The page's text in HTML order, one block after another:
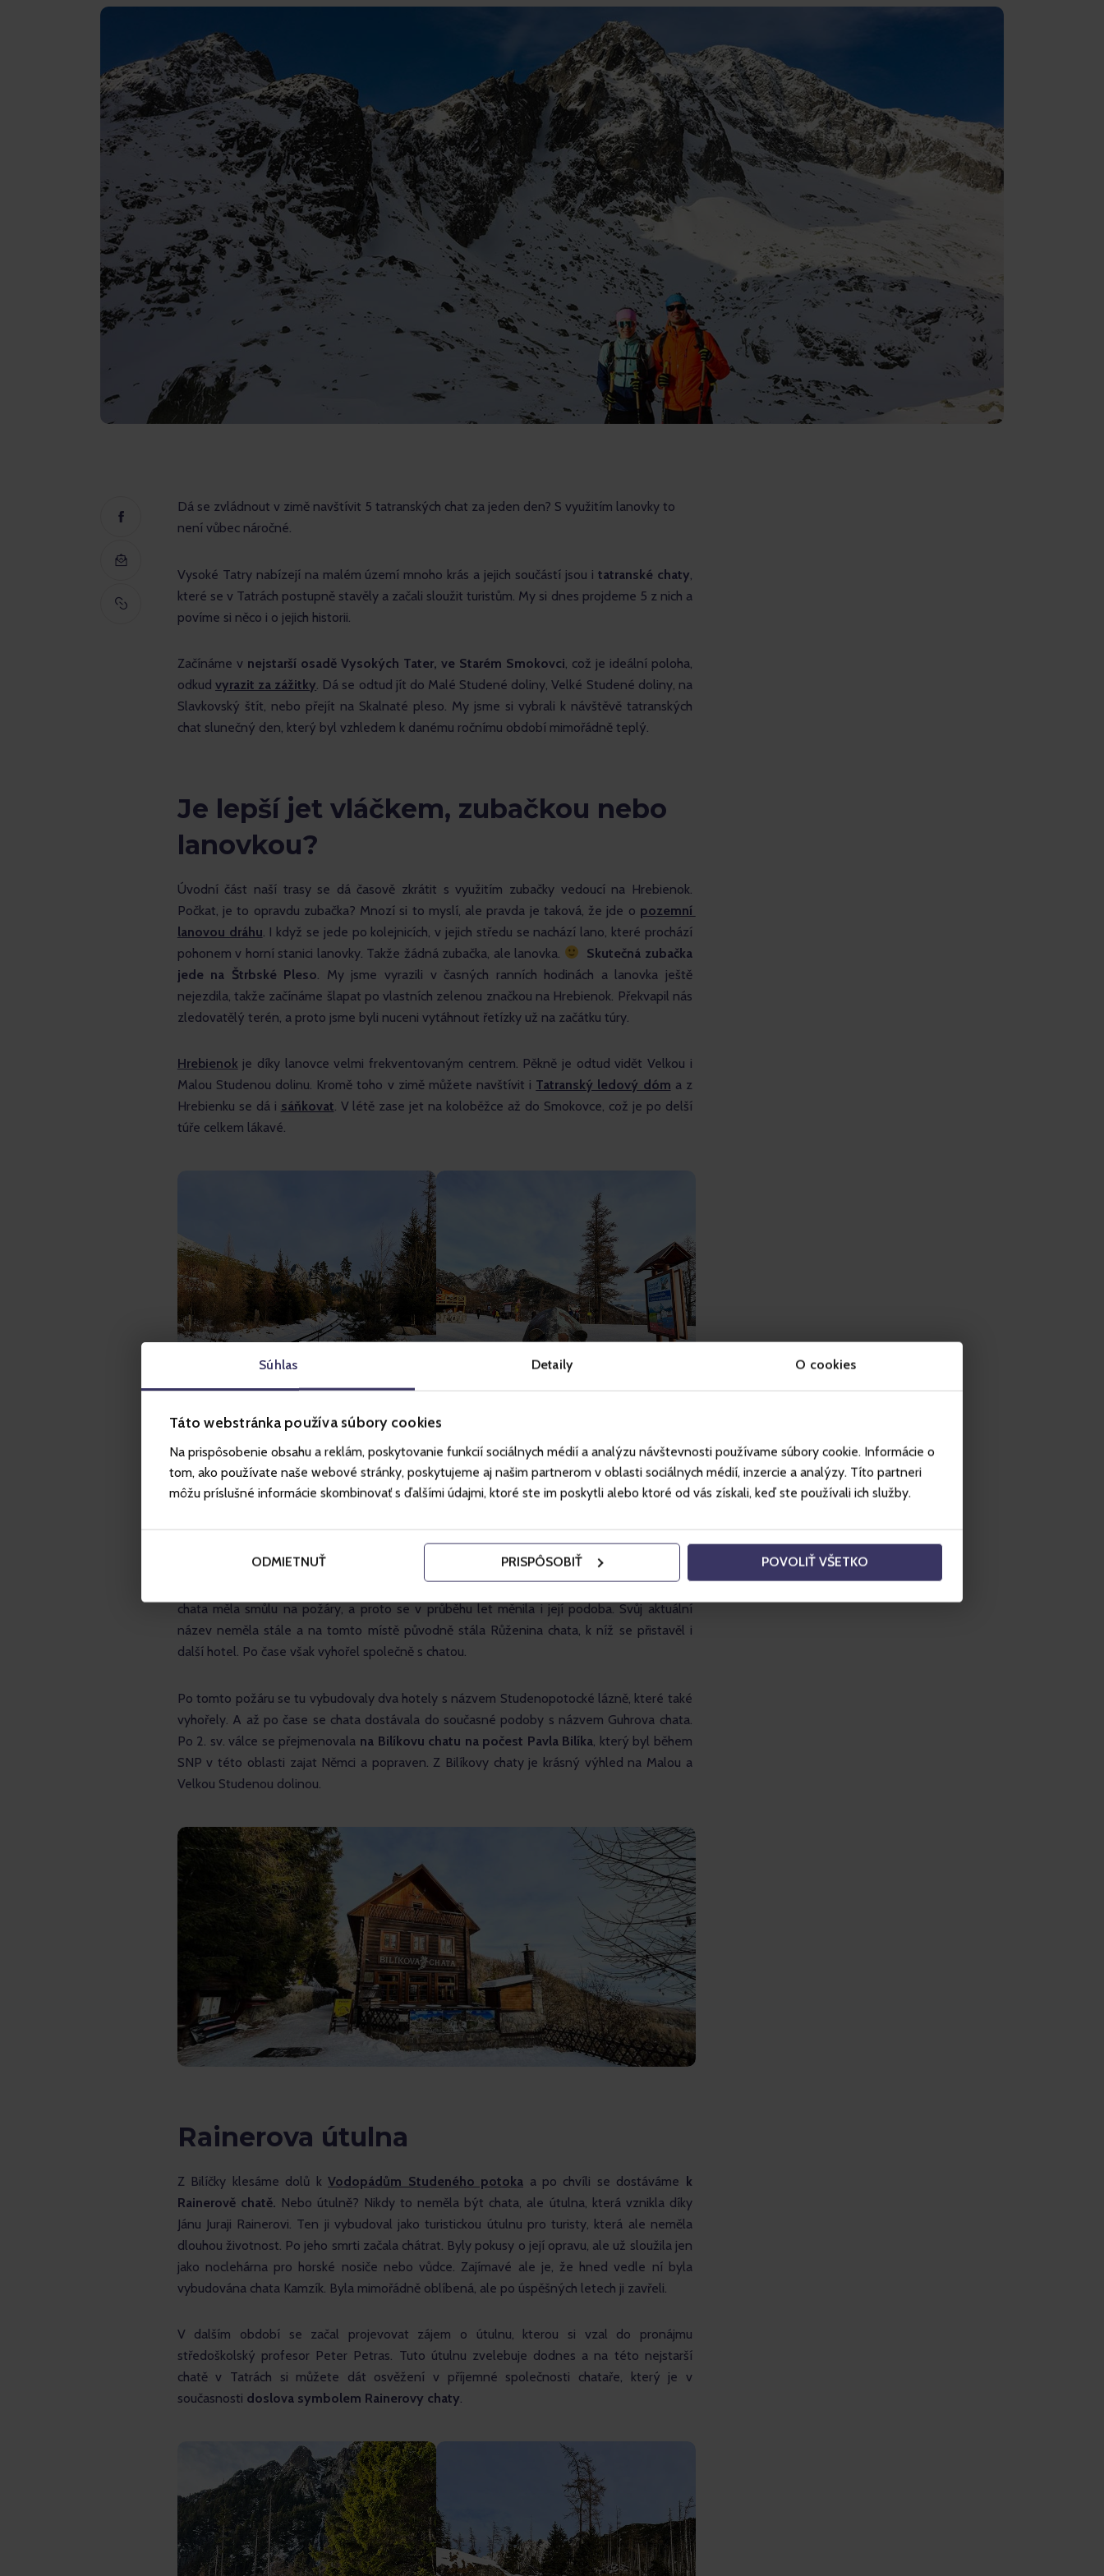
Súhlas Detaily O cookies
Táto webstránka používa súbory cookies
Na prispôsobenie obsahu a reklám, poskytovanie funkcií sociálnych médií a analýzu návštevnosti používame súbory cookie. Informácie o
tom, ako používate naše webové stránky, poskytujeme aj našim partnerom v oblasti sociálnych médií, inzercie a analýzy. Títo partneri
môžu príslušné informácie skombinovať s ďalšími údajmi, ktoré ste im poskytli alebo ktoré od vás získali, keď ste používali ich služby.
ODMIETNUŤ PRISPÔSOBIŤ POVOLIŤ VŠETKO
Dá se zvládnout v zimě navštívit 5 tatranských chat za jeden den? S využitím lanovky to
není vůbec náročné.
Vysoké Tatry nabízejí na malém území mnoho krás a jejich součástí jsou i tatranské chaty
které se v Tatrách postupně stavěly a začali sloužit turistům. My si dnes projdeme 5 z nich a
povíme si něco i o jejich historii.
Začínáme v nejstarší osadě Vysokých Tater, ve Starém Smokovci , což je ideální poloha,
odkud vyrazit za zážitky . Dá se odtud jít do Malé Studené doliny, Velké Studené doliny, na
Slavkovský štít, nebo přejít na Skalnaté pleso. My jsme si vybrali k návštěvě tatranských
chat slunečný den, který byl vzhledem k danému ročnímu období mimořádně teplý.
Je lepší jet vláčkem, zubačkou nebo
lanovkou?
Úvodní část naší trasy se dá časově zkrátit s využitím zubačky vedoucí na Hrebienok.
Počkat, je to opravdu zubačka? Mnozí si to myslí, ale pravda je taková, že jde o pozemní
lanovou dráhu. I když se jede po kolejnicích, v jejich středu se nachází lano, které prochází
pohonem v horní stanici lanovky. Takže žádná zubačka, ale lanovka.
Skutečná zubačka
jede na Štrbské Pleso. My jsme vyrazili v časných ranních hodinách a lanovka ještě
nejezdila, takže začínáme šlapat po vlastních zelenou značkou na Hrebienok. Překvapil nás
zledovatělý terén, a proto jsme byli nuceni vytáhnout řetízky už na začátku túry.
Hrebienok je díky lanovce velmi frekventovaným centrem. Pěkně je odtud vidět Velkou i
Malou Studenou dolinu. Kromě toho v zimě můžete navštívit i Tatranský ledový dóm a z
Hrebienku se dá i sáňkovat. V létě zase jet na koloběžce až do Smokovce, což je po delší
túře celkem lákavé.
Krátkou procházkou z Hrebienku se dostáváme na první chatu s názvem Bilíkova. Tato
chata měla smůlu na požáry, a proto se v průběhu let měnila i její podoba. Svůj aktuální
název neměla stále a na tomto místě původně stála Růženina chata, k níž se přistavěl i
další hotel. Po čase však vyhořel společně s chatou.
Po tomto požáru se tu vybudovaly dva hotely s názvem Studenopotocké lázně, které také
vyhořely. A až po čase se chata dostávala do současné podoby s názvem Guhrova chata.
Po 2. sv. válce se přejmenovala na Bilíkovu chatu na počest Pavla Bilíka, který byl během
SNP v této oblasti zajat Němci a popraven. Z Bilíkovy chaty je krásný výhled na Malou a
Velkou Studenou dolinou.
Rainerova útulna
Z Bilíčky klesáme dolů k Vodopádům Studeného potoka a po chvíli se dostáváme k
Rainerově chatě. Nebo útulně? Nikdy to neměla být chata, ale útulna, která vznikla díky
Jánu Juraji Rainerovi. Ten ji vybudoval jako turistickou útulnu pro turisty, která ale neměla
dlouhou životnost. Po jeho smrti začala chátrat. Byly pokusy o její opravu, ale už sloužila jen
jako noclehárna pro horské nosiče nebo vůdce. Zajímavé ale je, že hned vedle ní byla
vybudována chata Kamzík. Byla mimořádně oblíbená, ale po úspěšných letech ji zavřeli.
V dalším období se začal projevovat zájem o útulnu, kterou si vzal do pronájmu
středoškolský profesor Peter Petras. Tuto útulnu zvelebuje dodnes a na této nejstarší
chatě v Tatrách si můžete dát osvěžení v příjemné společnosti chataře, který je v
současnosti doslova symbolem Rainerovy chaty.